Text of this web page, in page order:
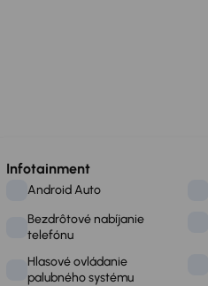
Infotainment
Android Auto
Bezdrôtové nabíjanie
telefónu
Hlasové ovládanie
palubného systému